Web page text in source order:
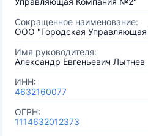
Сокращенное наименование:
ООО "Городская
Имя руководителя:
Александр Евгеньевич Лытнев
ИНН:
4632160077
ОГРН:
1114632012373